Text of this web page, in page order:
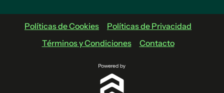
Políticas de Cookies
Políticas de Privacidad
Términos y Condiciones
Contacto